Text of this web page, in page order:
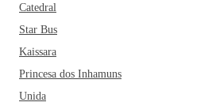
Catedral
Star Bus
Kaissara
Princesa dos Inhamuns
Unida